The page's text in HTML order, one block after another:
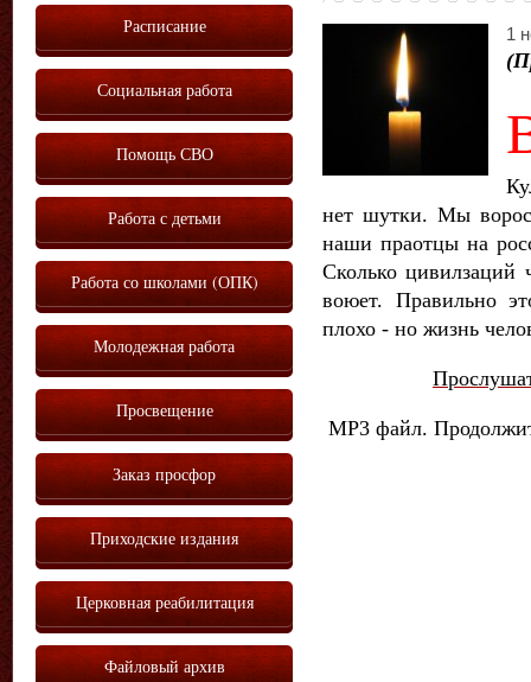
1
нет шутки. Мы
наши праотцы на
Сколько цивилзаций
воюет. Правильно
плохо - но жизнь
МР3 файл.
Расписание
Социальная работа
Помощь СВО
Работа с детьми
Работа со школами (ОПК)
Молодежная работа
Просвещение
Заказ просфор
Приходские издания
Церковная реабилитация
Файловый архив